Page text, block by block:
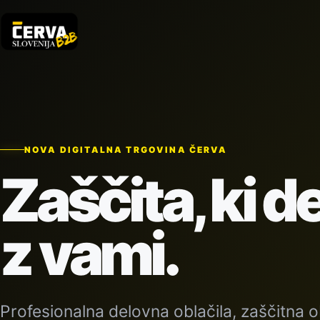
NOVA DIGITALNA TRGOVINA ČERVA
Zaščita, ki
z vami.
Profesionalna delovna oblačila, zaščitna